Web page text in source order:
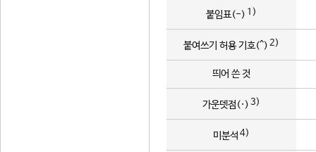
붙임표(-) 1)
붙여쓰기 허용 기호(^) 2)
띄어 쓴 것
가운뎃점(·) 3)
미분석 4)